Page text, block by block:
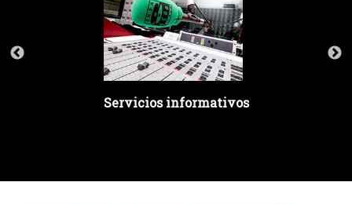
Servicios informativos